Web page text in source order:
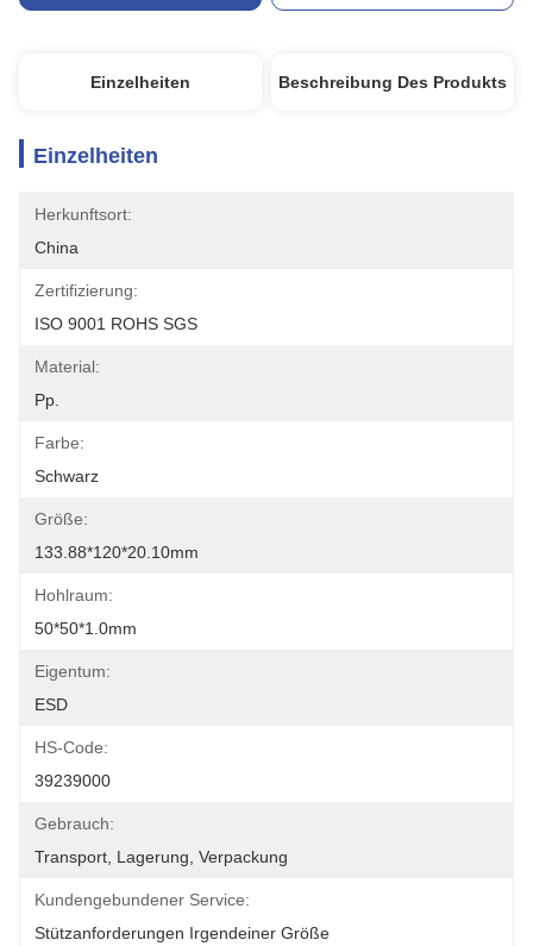
Einzelheiten Beschreibung Des Produkts
Einzelheiten
Herkunftsort:
China
Zertifizierung:
ISO 9001 ROHS SGS
Material:
Pp.
Farbe:
Schwarz
Größe:
133.88*120*20.10mm
Hohlraum:
50*50*1.0mm
Eigentum:
ESD
HS-Code:
39239000
Gebrauch:
Transport, Lagerung, Verpackung
Kundengebundener Service:
Stützanforderungen Irgendeiner Größe